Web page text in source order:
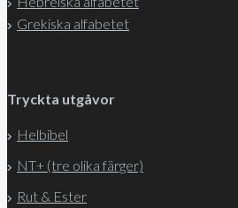
Grekiska alfabetet
Tryckta utgåvor
Helbibel
NT+ (tre olika färger)
Rut & Ester